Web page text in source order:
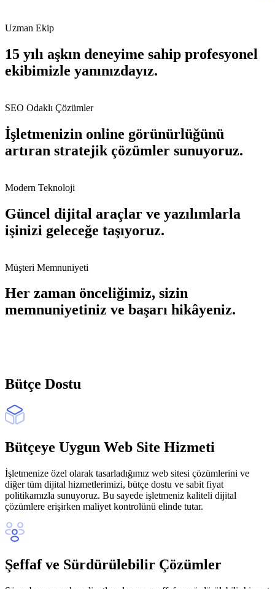
Uzman Ekip
15 yılı aşkın deneyime sahip profesyonel
ekibimizle yanınızdayız.
SEO Odaklı Çözümler
İşletmenizin online görünürlüğünü
artıran stratejik çözümler sunuyoruz.
Modern Teknoloji
Güncel dijital araçlar ve yazılımlarla
işinizi geleceğe taşıyoruz.
Müşteri Memnuniyeti
Her zaman önceliğimiz, sizin
memnuniyetiniz ve başarı hikâyeniz.
Bütçe Dostu
Bütçeye Uygun Web Site Hizmeti
İşletmenize özel olarak tasarladığımız web sitesi çözümlerini ve
diğer tüm dijital hizmetlerimizi, bütçe dostu ve sabit fiyat
politikamızla sunuyoruz. Bu sayede işletmeniz kaliteli dijital
çözümlere erişirken maliyet kontrolünü elinde tutar.
Şeffaf ve Sürdürülebilir Çözümler